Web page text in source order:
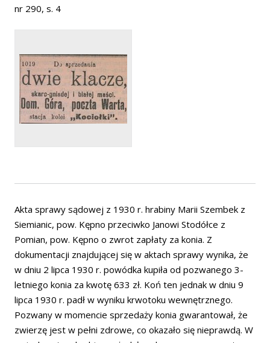
nr 290, s. 4
Akta sprawy sądowej z 1930 r. hrabiny Marii Szembek z
Siemianic, pow. Kępno przeciwko Janowi Stodółce z
Pomian, pow. Kępno o zwrot zapłaty za konia. Z
dokumentacji znajdującej się w aktach sprawy wynika, że
w dniu 2 lipca 1930 r. powódka kupiła od pozwanego 3-
letniego konia za kwotę 633 zł. Koń ten jednak w dniu 9
lipca 1930 r. padł w wyniku krwotoku wewnętrznego.
Pozwany w momencie sprzedaży konia gwarantował, że
zwierzę jest w pełni zdrowe, co okazało się nieprawdą. W